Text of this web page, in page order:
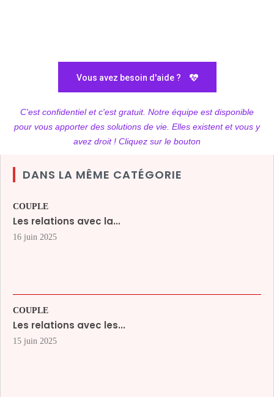
Vous avez besoin d'aide ?
C'est confidentiel et c'est gratuit. Notre équipe est disponible
pour vous apporter des solutions de vie. Elles existent et vous y
avez droit ! Cliquez sur le bouton
DANS LA MÊME CATÉGORIE
COUPLE
Les relations avec la...
16 juin 2025
COUPLE
Les relations avec les...
15 juin 2025